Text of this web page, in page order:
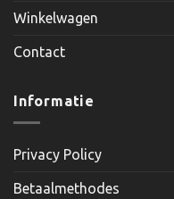
Winkelwagen
Contact
Informatie
Privacy Policy
Betaalmethodes